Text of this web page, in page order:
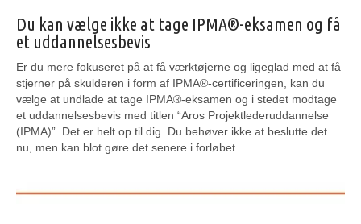
Du kan vælge ikke at tage IPMA®-eksamen og få
et uddannelsesbevis
Er du mere fokuseret på at få værktøjerne og ligeglad med at få
stjerner på skulderen i form af IPMA®-certificeringen, kan du
vælge at undlade at tage IPMA®-eksamen og i stedet modtage
et uddannelsesbevis med titlen “Aros Projektlederuddannelse
(IPMA)”. Det er helt op til dig. Du behøver ikke at beslutte det
nu, men kan blot gøre det senere i forløbet.